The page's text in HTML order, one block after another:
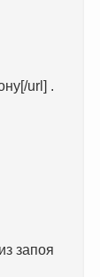
url] .
запоя